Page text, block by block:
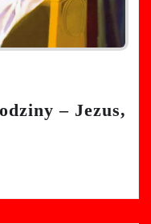
– Jezus,